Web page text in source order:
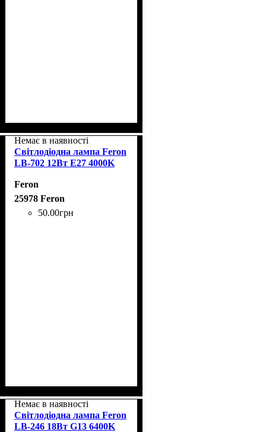
Немає в наявності
Світлодіодна лампа Feron
LB-702 12Вт E27 4000K
Feron
25978 Feron
50.00грн
Немає в наявності
Світлодіодна лампа Feron
LB-246 18Вт G13 6400K